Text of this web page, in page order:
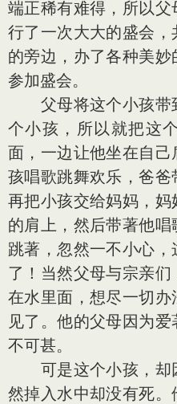
端正稀有难得，所以
行了一次大大的盛会
的旁边，办了各种美
参加盛会。
父母将这个小孩带
个小孩，所以就把这
面，一边让他坐在自
孩唱歌跳舞欢乐，爸
再把小孩交给妈妈，
的肩上，然后带著他
跳著，忽然一不小心
了！当然父母与宗亲
在水里面，想尽一切
见了。他的父母因为
不可甚。
可是这个小孩，却
然掉入水中却没有死